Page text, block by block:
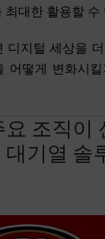
대한 활용할 수
디지털 세상을
어떻게 변화시
요 조직이
대기열 솔